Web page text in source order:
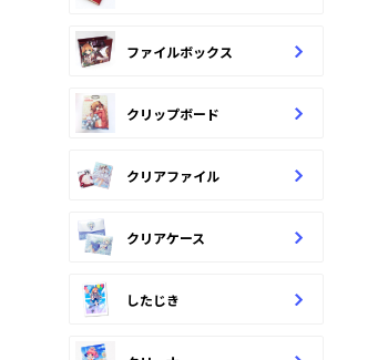
ファイルボックス
クリップボード
クリアファイル
クリアケース
したじき